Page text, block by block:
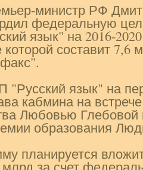
министр РФ
федеральную
язык" на 2016-
составит 7,6
язык" на
кабмина на
Любовью Глебовой
образования
планируется
за счет